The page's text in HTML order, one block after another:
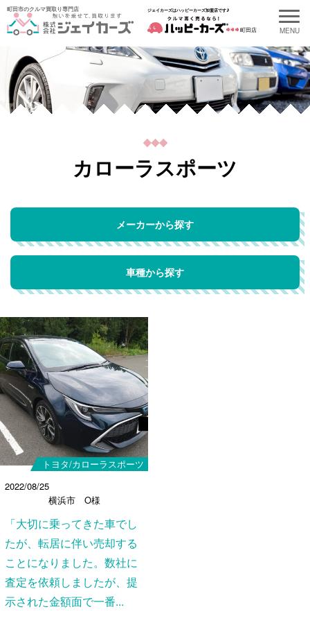
町田市のクルマ買取り専門店 ジェイカーズはハッピーカーズ加盟店です♪
町田店
カローラスポーツ
メーカーから探す
車種から探す
トヨタ/カローラスポーツ
2022/08/25
横浜市 O様
「大切に乗ってきた車でし
たが、転居に伴い売却する
ことになりました。数社に
査定を依頼しましたが、提
示された金額面で一番...